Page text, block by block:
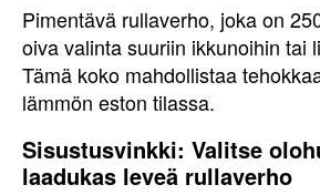
Pimentävä rullaverho, joka on
oiva valinta suuriin ikkunoihin tai
Tämä koko mahdollistaa
lämmön eston tilassa.
Sisustusvinkki: Valitse
laadukas leveä rullaverho